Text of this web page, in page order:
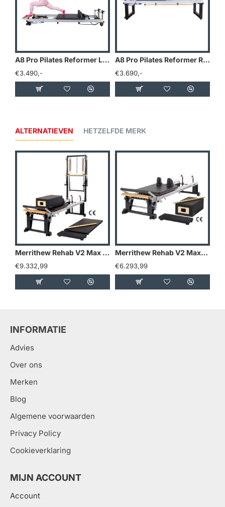
A8 Pro Pilates Reformer Low Leg Bundle
€3.490,-
A8 Pro Pilates Reformer Revalidatie Leg Bundle
€3.690,-
ALTERNATIEVEN HETZELFDE MERK
Merrithew Rehab V2 Max Plus™ Reformer Bundle
€9.332,99
Merrithew Rehab V2 Max™ Reformer Bundle
€6.293,99
INFORMATIE
Advies
Over ons
Merken
Blog
Algemene voorwaarden
Privacy Policy
Cookieverklaring
MIJN ACCOUNT
Account